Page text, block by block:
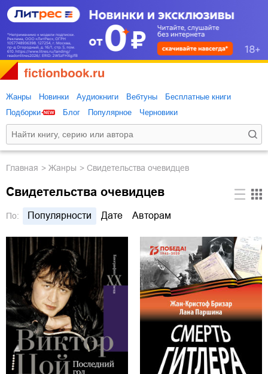
Жанры Новинки Аудиокниги Вебтуны
Бесплатные книги
Подборки
Блог Популярное Черновики
Главная Жанры Свидетельства очевидцев
Свидетельства очевидцев
По: Популярности Дате Авторам